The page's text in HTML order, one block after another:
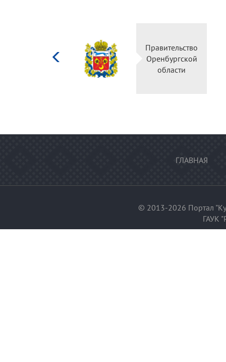
Министерство
культуры
Российской
ГЛАВНАЯ
© 2013-2026 Портал
ГАУК